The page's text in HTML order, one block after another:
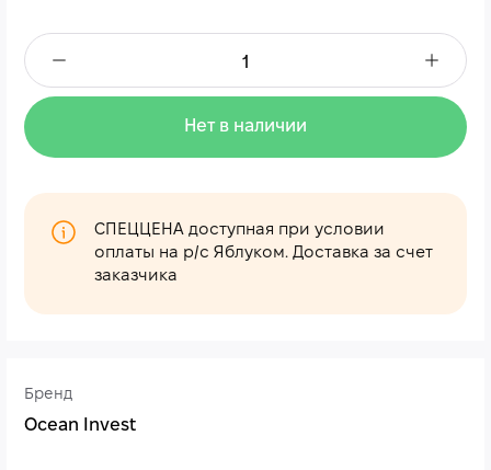
Бренд
Ocean Invest
Нет в наличии
СПЕЦЦЕНА доступная при условии
оплаты на р/с Яблуком. Доставка за счет
заказчика